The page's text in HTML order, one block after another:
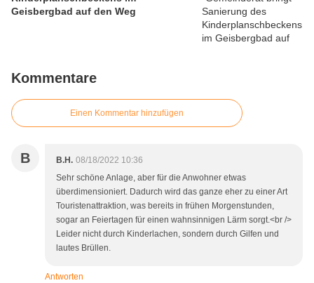
Geisbergbad auf den Weg
Kommentare
Einen Kommentar hinzufügen
B B.H. 08/18/2022 10:36
Sehr schöne Anlage, aber für die Anwohner etwas
überdimensioniert. Dadurch wird das ganze eher zu einer Art
Touristenattraktion, was bereits in frühen Morgenstunden,
sogar an Feiertagen für einen wahnsinnigen Lärm sorgt.<br />
Leider nicht durch Kinderlachen, sondern durch Gilfen und
lautes Brüllen.
Antworten